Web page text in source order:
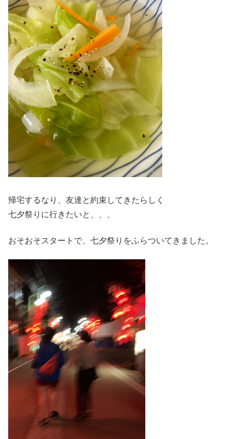
帰宅するなり、友達と約束してきたらしく
七夕祭りに行きたいと、、、
おそおそスタートで、七夕祭りをふらついてきました。